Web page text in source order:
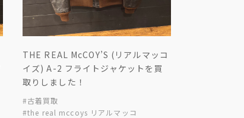
THE REAL McCOY’S (リアルマッコ
イズ) A-2 フライトジャケットを買
取りしました！
#古着買取
#the real mccoys リアルマッコ